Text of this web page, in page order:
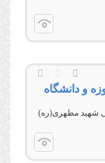
و دانشگاه
شهید مطهری(ره)